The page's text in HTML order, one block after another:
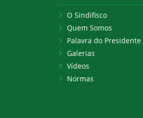
O Sindifisco
Quem Somos
Palavra do Presidente
Galerias
Vídeos
Normas